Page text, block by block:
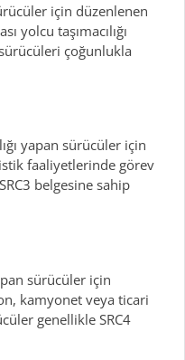
için düzenlenen
yolcu taşımacılığı
çoğunlukla
yapan sürücüler için
faaliyetlerinde görev
belgesine sahip
sürücüler için
kamyonet veya ticari
genellikle SRC4